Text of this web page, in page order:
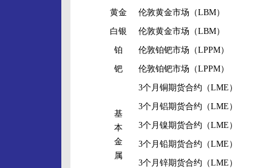
黄金 伦敦黄金市场（LBM）
白银 伦敦黄金市场（LBM）
铂 伦敦铂钯市场（LPPM）
钯 伦敦铂钯市场（LPPM）
基
本
金
属
3个月铜期货合约（LME）
3个月铝期货合约（LME）
3个月镍期货合约（LME）
3个月铅期货合约（LME）
3个月锌期货合约（LME）